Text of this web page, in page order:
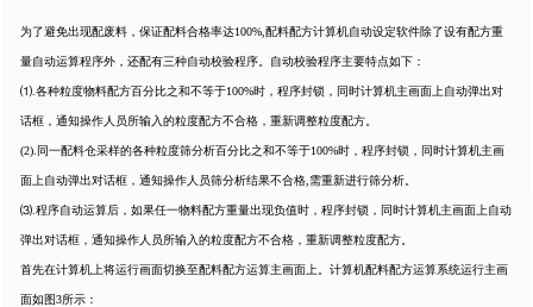
为了避免出现配废料，保证配料合格率达100%,配料配方计算机自动设定软件除了设有配方重
量自动运算程序外，还配有三种自动校验程序。自动校验程序主要特点如下：
⑴.各种粒度物料配方百分比之和不等于100%时，程序封锁，同时计算机主画面上自动弹出对
话框，通知操作人员所输入的粒度配方不合格，重新调整粒度配方。
(2).同一配料仓采样的各种粒度筛分析百分比之和不等于100%时，程序封锁，同时计算机主画
面上自动弹出对话框，通知操作人员筛分析结果不合格,需重新进行筛分析。
⑶.程序自动运算后，如果任一物料配方重量出现负值时，程序封锁，同时计算机主画面上自动
弹出对话框，通知操作人员所输入的粒度配方不合格，重新调整粒度配方。
首先在计算机上将运行画面切换至配料配方运算主画面上。计算机配料配方运算系统运行主画
面如图3所示：